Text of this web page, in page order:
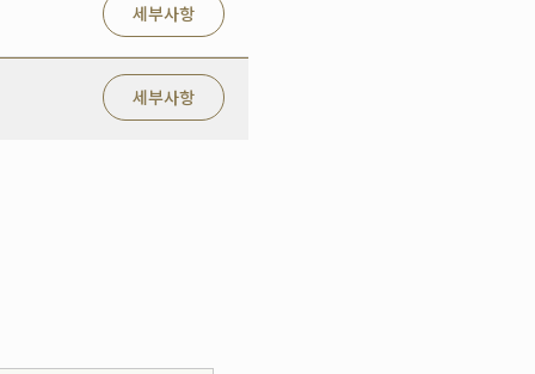
세부사항
세부사항